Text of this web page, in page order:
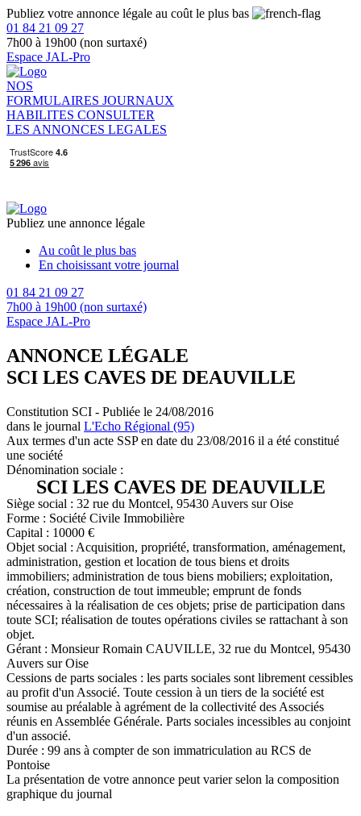
Publiez votre annonce légale au coût le plus bas
01 84 21 09 27
7h00 à 19h00 (non surtaxé)
Espace JAL-Pro
NOS
FORMULAIRES JOURNAUX
HABILITES CONSULTER
LES ANNONCES LEGALES
Publiez une annonce légale
Au coût le plus bas
En choisissant votre journal
01 84 21 09 27
7h00 à 19h00 (non surtaxé)
Espace JAL-Pro
ANNONCE LÉGALE
SCI LES CAVES DE DEAUVILLE
Constitution SCI - Publiée le 24/08/2016
dans le journal L'Echo Régional (95)
Aux termes d'un acte SSP en date du 23/08/2016 il a été constitué
une société
Dénomination sociale :
SCI LES CAVES DE DEAUVILLE
Siège social : 32 rue du Montcel, 95430 Auvers sur Oise
Forme : Société Civile Immobilière
Capital : 10000 €
Objet social : Acquisition, propriété, transformation, aménagement,
administration, gestion et location de tous biens et droits
immobiliers; administration de tous biens mobiliers; exploitation,
création, construction de tout immeuble; emprunt de fonds
nécessaires à la réalisation de ces objets; prise de participation dans
toute SCI; réalisation de toutes opérations civiles se rattachant à son
objet.
Gérant : Monsieur Romain CAUVILLE, 32 rue du Montcel, 95430
Auvers sur Oise
Cessions de parts sociales : les parts sociales sont librement cessibles
au profit d'un Associé. Toute cession à un tiers de la société est
soumise au préalable à agrément de la collectivité des Associés
réunis en Assemblée Générale. Parts sociales incessibles au conjoint
d'un associé.
Durée : 99 ans à compter de son immatriculation au RCS de
Pontoise
La présentation de votre annonce peut varier selon la composition
graphique du journal